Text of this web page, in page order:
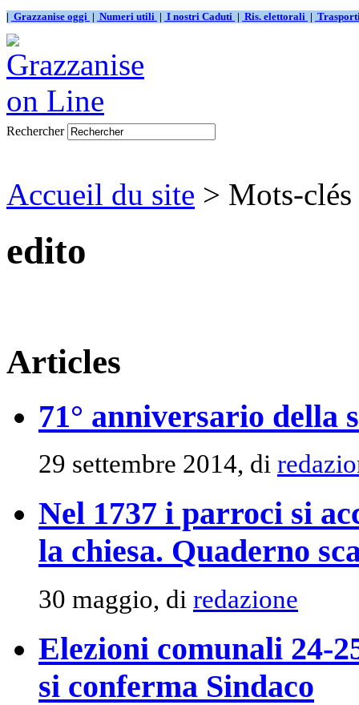
| Grazzanise oggi | Numeri utili | I nostri Caduti | Ris. elettorali |
Rechercher
Accueil du site > Mots-
edito
Articles
71° anniversario della
29 settembre 2014, di
Nel 1737 i parroci si
la chiesa. Quaderno
30 maggio, di redazione
Elezioni comunali 24-
si conferma Sindaco